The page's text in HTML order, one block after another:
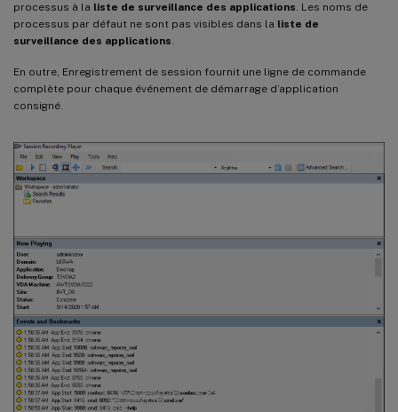
processus à la liste de surveillance des applications. Les noms de
processus par défaut ne sont pas visibles dans la liste de
surveillance des applications.
En outre, Enregistrement de session fournit une ligne de commande
complète pour chaque événement de démarrage d’application
consigné.